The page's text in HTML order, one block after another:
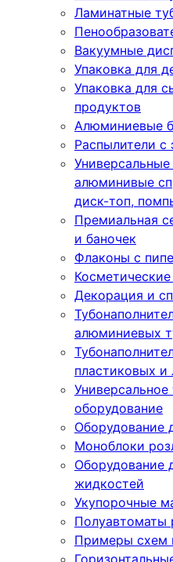
Ламинатные
Вакуумные
Упаковка для
Упаковка для
продуктов
Алюминиевые
Распылители
алюминивые
диск-топ,
Премиальная
и баночек
Флаконы с
Декорация и
алюминиевых
пластиковых и
Универсальное
оборудование
Оборудование
Моноблоки
Оборудование
жидкостей
Укупорочные
Полуавтоматы
Примеры схем